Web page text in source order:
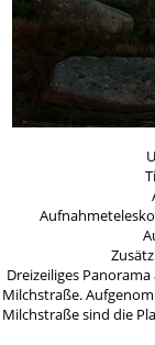
Dreizeiliges
Milchstraße.
Milchstraße sind die